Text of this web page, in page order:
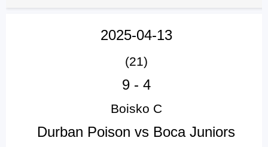
2025-04-13
(21)
9- 4
Boisko C
Durban Poison vs Boca Juniors